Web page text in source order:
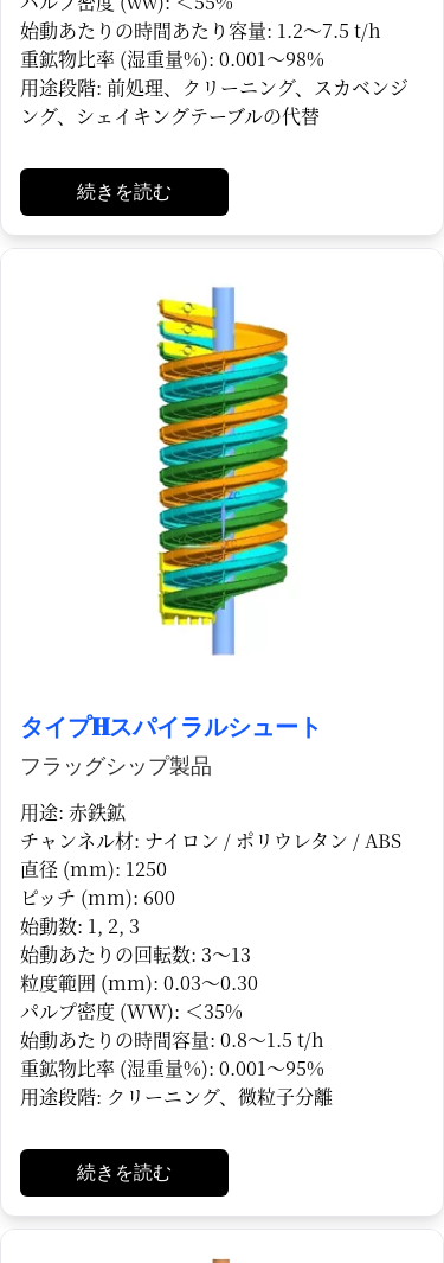
始動あたりの時間あたり容量: 1.2～7.5 t/h
重鉱物比率 (湿重量%): 0.001～98%
用途段階: 前処理、クリーニング、スカベンジ
ング、シェイキングテーブルの代替
続きを読む
タイプHスパイラルシュート
フラッグシップ製品
用途: 赤鉄鉱
チャンネル材: ナイロン / ポリウレタン / ABS
直径 (mm): 1250
ピッチ (mm): 600
始動数: 1, 2, 3
始動あたりの回転数: 3～13
粒度範囲 (mm): 0.03～0.30
パルプ密度 (WW): ＜35%
始動あたりの時間容量: 0.8～1.5 t/h
重鉱物比率 (湿重量%): 0.001～95%
用途段階: クリーニング、微粒子分離
続きを読む